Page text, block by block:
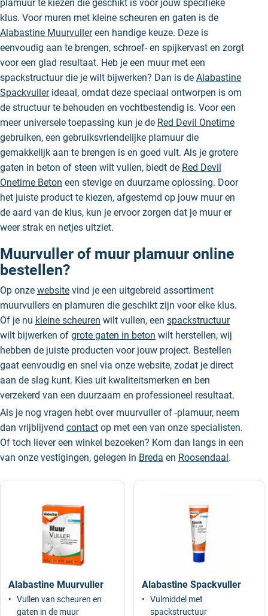
plamuur te kiezen die geschikt is voor jouw specifieke
klus. Voor muren met kleine scheuren en gaten is de
Alabastine Muurvullereen handige keuze. Deze is
eenvoudig aan te brengen, schroef- en spijkervast en zorgt
voor een glad resultaat. Heb je een muur met een
spackstructuur die je wilt bijwerken? Dan is de Alabastine
Spackvullerideaal, omdat deze speciaal ontworpen is om
de structuur te behouden en vochtbestendig is. Voor een
meer universele toepassing kun je de Red Devil Onetime
gebruiken, een gebruiksvriendelijke plamuur die
gemakkelijk aan te brengen is en goed vult. Als je grotere
gaten in beton of steen wilt vullen, biedt de Red Devil
Onetime Beton een stevige en duurzame oplossing. Door
het juiste product te kiezen, afgestemd op jouw muur en
de aard van de klus, kun je ervoor zorgen dat je muur er
weer strak en netjes uitziet.
Muurvuller of muur plamuur online
bestellen?
Op onze website vind je een uitgebreid assortiment
muurvullers en plamuren die geschikt zijn voor elke klus.
Of je nu kleine scheuren wilt vullen, een spackstructuur
wilt bijwerken of grote gaten in beton wilt herstellen, wij
hebben de juiste producten voor jouw project. Bestellen
gaat eenvoudig en snel via onze website, zodat je direct
aan de slag kunt. Kies uit kwaliteitsmerken en ben
verzekerd van een duurzaam en professioneel resultaat.
Als je nog vragen hebt over muurvuller of -plamuur, neem
dan vrijblijvend contact op met een van onze specialisten.
Of toch liever een winkel bezoeken? Kom dan langs in een
van onze vestigingen, gelegen in Breda en Roosendaal.
Alabastine Muurvuller
Vullen van scheuren en
gaten in de muur
Alabastine Spackvuller
Vulmiddel met
spackstructuur